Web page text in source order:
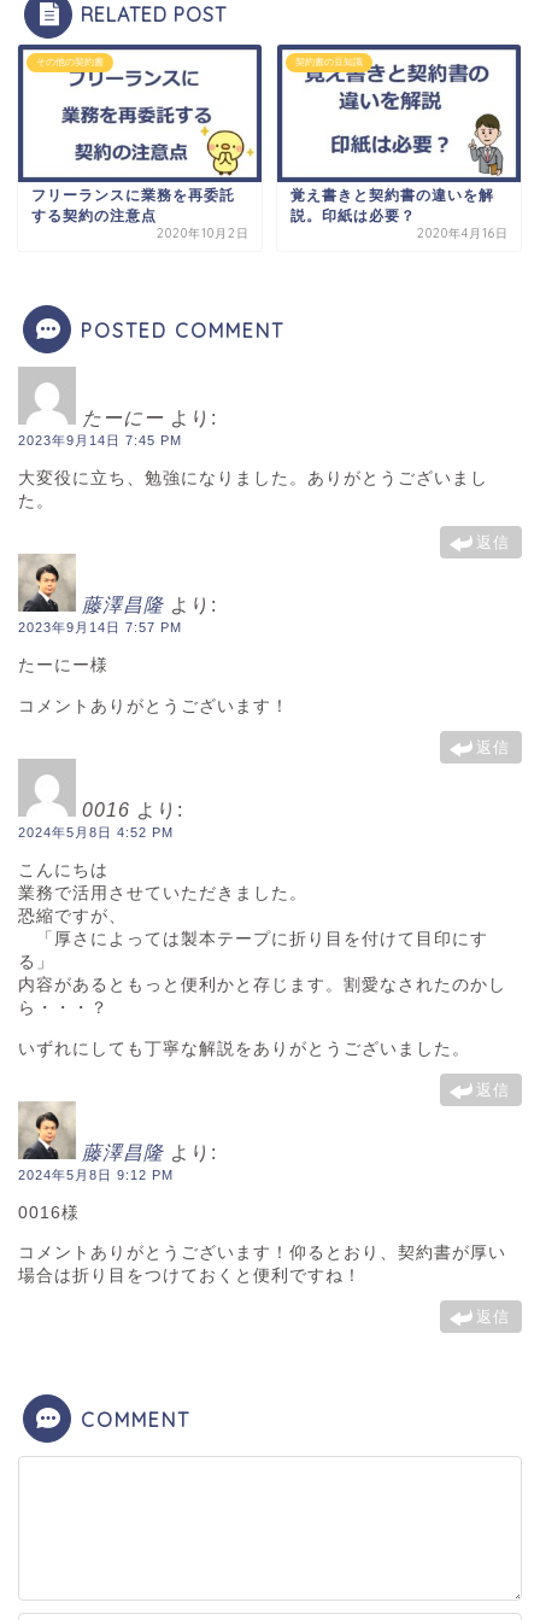
RELATED POST
その他の契約書
フリーランスに業務を再委託
する契約の注意点
2020年10月2日
契約書の豆知識
覚え書きと契約書の違いを解
説。印紙は必要？
2020年4月16日
POSTED COMMENT
たーにー より:
2023年9月14日 7:45 PM
大変役に立ち、勉強になりました。ありがとうございまし
た。
返信
藤澤昌隆 より:
2023年9月14日 7:57 PM
たーにー様
コメントありがとうございます！
返信
0016 より:
2024年5月8日 4:52 PM
こんにちは
業務で活用させていただきました。
恐縮ですが、
「厚さによっては製本テープに折り目を付けて目印にす
る」
内容があるともっと便利かと存じます。割愛なされたのかし
ら・・・？
いずれにしても丁寧な解説をありがとうございました。
返信
藤澤昌隆 より:
2024年5月8日 9:12 PM
0016様
コメントありがとうございます！仰るとおり、契約書が厚い
場合は折り目をつけておくと便利ですね！
返信
COMMENT